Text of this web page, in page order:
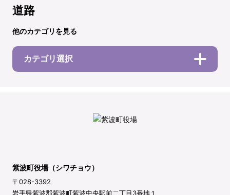
道路
他のカテゴリを見る
カテゴリ選択
紫波町役場（シワチョウ）
〒028-3392
岩手県紫波郡紫波町紫波中央駅前二丁目3番地１